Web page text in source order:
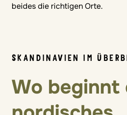
beides die richtigen Orte.
SKANDINAVIEN IM
Wo beginnt